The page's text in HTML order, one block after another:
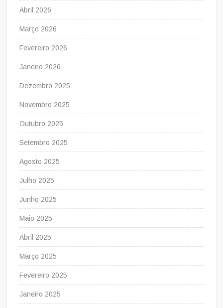
Abril 2026
Março 2026
Fevereiro 2026
Janeiro 2026
Dezembro 2025
Novembro 2025
Outubro 2025
Setembro 2025
Agosto 2025
Julho 2025
Junho 2025
Maio 2025
Abril 2025
Março 2025
Fevereiro 2025
Janeiro 2025